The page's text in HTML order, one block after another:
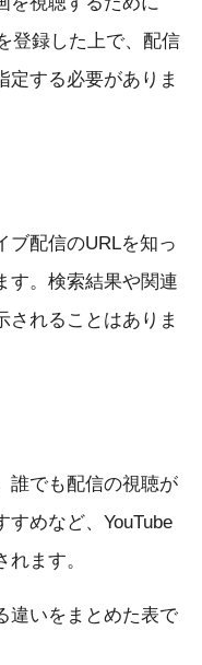
登録した上で、配信
定する必要がありま
ブ配信のURLを知っ
す。検索結果や関連
されることはありま
誰でも配信の視聴が
めなど、YouTube
ます。
違いをまとめた表で